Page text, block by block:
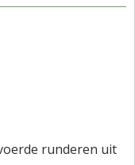
runderen uit